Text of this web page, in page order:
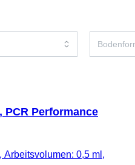
PCR Performance
Arbeitsvolumen: 0,5 ml,